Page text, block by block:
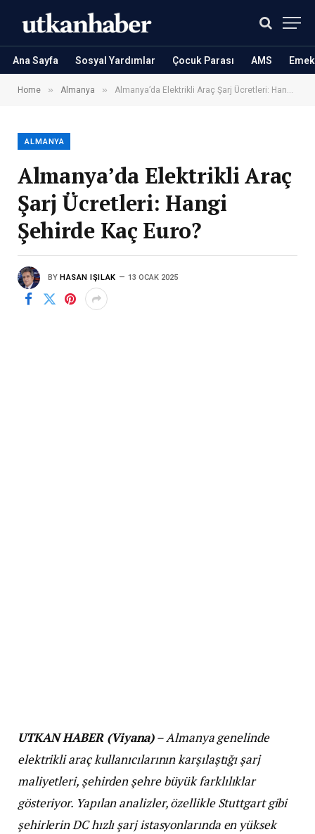
Ana Sayfa Sosyal Yardımlar Çocuk Parası AMS
Home » Almanya » Almanya’da Elektrikli Araç Şarj Ücretleri: Hangi Şehirde Kaç Euro?
ALMANYA
Almanya’da Elektrikli Araç
Şarj Ücretleri: Hangi
Şehirde Kaç Euro?
BY HASAN IŞILAK 13 OCAK 2025
UTKAN HABER (Viyana)– Almanya genelinde
elektrikli araç kullanıcılarının karşılaştığı şarj
maliyetleri, şehirden şehre büyük farklılıklar
gösteriyor. Yapılan analizler, özellikle Stuttgart gibi
şehirlerin DC hızlı şarj istasyonlarında en yüksek